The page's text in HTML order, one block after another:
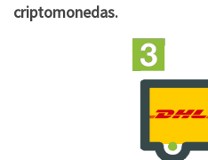
criptomonedas.